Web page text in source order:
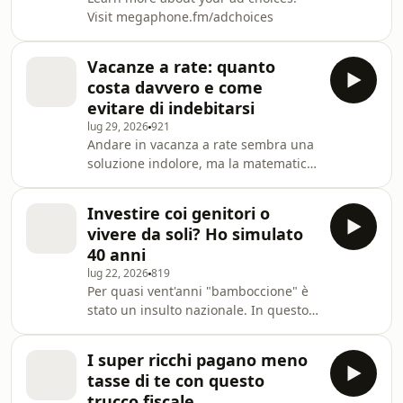
scenario si è già verificato con lo
stesso identico finale. In questo vide
Visit megaphone.fm/adchoices
Vacanze a rate: quanto
costa davvero e come
evitare di indebitarsi
lug 29, 2026921
Andare in vacanza a rate sembra una
soluzione indolore, ma la matematica
5.400 euro restituito in 50 rate da 132
euro, una settimana di mare finisce
per costare 6.600 euro, con oltre 1.200
euro di soli interessi e un TAEG che
supera il 10%. In questo video
analizziamo i dati ufficiali di Banca
d'Italia, ISTAT, FABI e Confcomm
Investire coi genitori o
vivere da soli? Ho simulato
40 anni
lug 22, 2026819
Per quasi vent'anni "bamboccione" è
stato un insulto nazionale. In questo
di calcolo, mettendo a confronto due
ragazzi di 26 anni con lo stesso
I super ricchi pagano meno
tasse di te con questo